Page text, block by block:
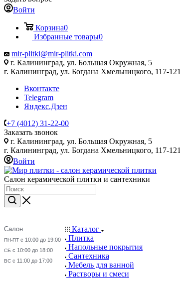
Войти
Корзина0
Избранные товары0
mir-plitki@mir-plitki.com
г. Калининград, ул. Большая Окружная, 5
г. Калининград, ул. Богдана Хмельницкого, 117-121
Вконтакте
Telegram
Яндекс.Дзен
+7 (4012) 31-22-00
Заказать звонок
г. Калининград, ул. Большая Окружная, 5
г. Калининград, ул. Богдана Хмельницкого, 117-121
Войти
Салон керамической плитки и сантехники
Салон
ПН-ПТ с 10:00 до 19:00
СБ с 10:00 до 18:00
ВС с 11:00 до 17:00
Каталог
Плитка
Напольные покрытия
Сантехника
Мебель для ванной
Растворы и смеси